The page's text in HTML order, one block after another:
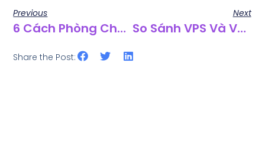
Previous
6 Cách Phòng Chống DDoS Cho Trang Web Hiệu Quả Nhất
Next
So Sánh VPS Và VPS GPU Chi Tiết Từ A Đến Z
Share the Post: